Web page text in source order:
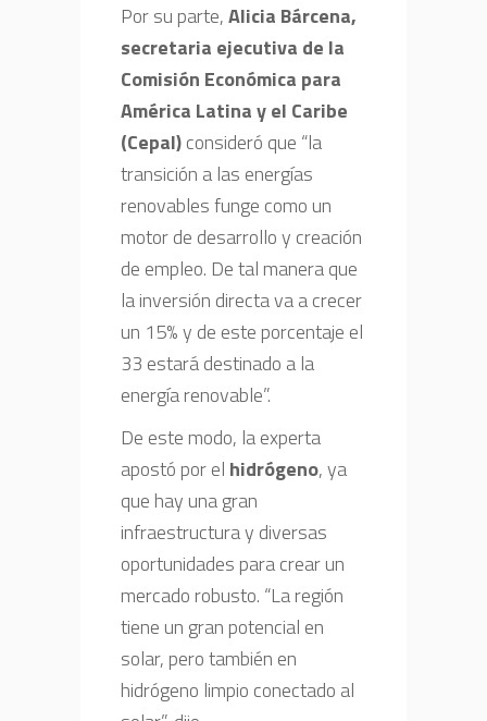
Por su parte,Alicia Bárcena,
secretaria ejecutiva de la
Comisión Económica para
América Latina y el Caribe
(Cepal)consideró que “la
transición a las energías
renovables funge como un
motor de desarrollo y creación
de empleo. De tal manera que
la inversión directa va a crecer
un 15% y de este porcentaje el
33 estará destinado a la
energía renovable”.
De este modo, la experta
apostó por el hidrógeno, ya
que hay una gran
infraestructura y diversas
oportunidades para crear un
mercado robusto. “La región
tiene un gran potencial en
solar, pero también en
hidrógeno limpio conectado al